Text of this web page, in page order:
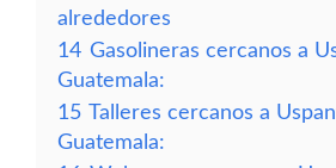
alrededores
14 Gasolineras cercanos a
Guatemala:
15 Talleres cercanos a
Guatemala: